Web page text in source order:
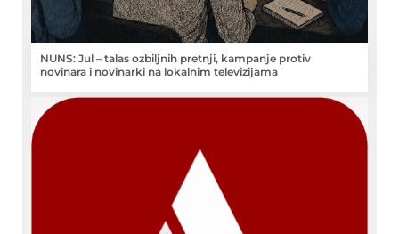
NUNS: Jul – talas ozbiljnih pretnji, kampanje protiv
novinara i novinarki na lokalnim televizijama